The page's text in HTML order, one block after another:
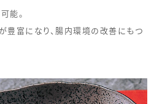
能。
豊富になり、腸内環境の改善にもつ